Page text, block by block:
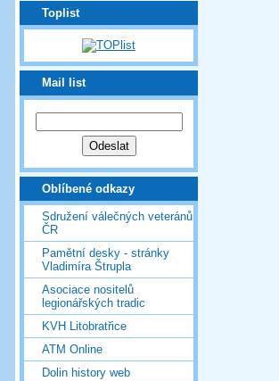
Toplist
Mail list
Oblíbené odkazy
Sdružení válečných veteránů
ČR
Pamětní desky - stránky
Vladimíra Štrupla
Asociace nositelů
legionářských tradic
KVH Litobratřice
ATM Online
Dolin history web